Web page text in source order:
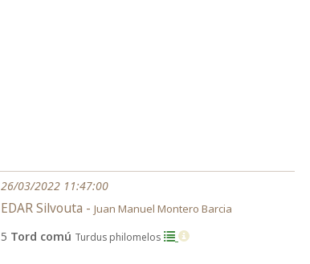
26/03/2022 11:47:00
EDAR Silvouta - Juan Manuel Montero Barcia
5 Tord comú Turdus philomelos